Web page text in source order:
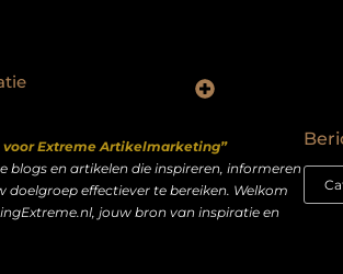
voor Extreme Artikelmarketing”
blogs en artikelen die inspireren, informeren
doelgroep effectiever te bereiken. Welkom
jouw bron van inspiratie en